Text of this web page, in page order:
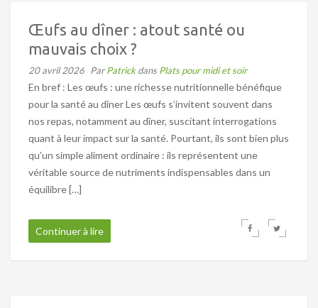
Œufs au dîner : atout santé ou
mauvais choix ?
20 avril 2026 ParPatrickdans Plats pour midi et soir
En bref : Les œufs : une richesse nutritionnelle bénéfique
pour la santé au dîner Les œufs s’invitent souvent dans
nos repas, notamment au dîner, suscitant interrogations
quant à leur impact sur la santé. Pourtant, ils sont bien plus
qu’un simple aliment ordinaire : ils représentent une
véritable source de nutriments indispensables dans un
équilibre […]
Continuer à lire